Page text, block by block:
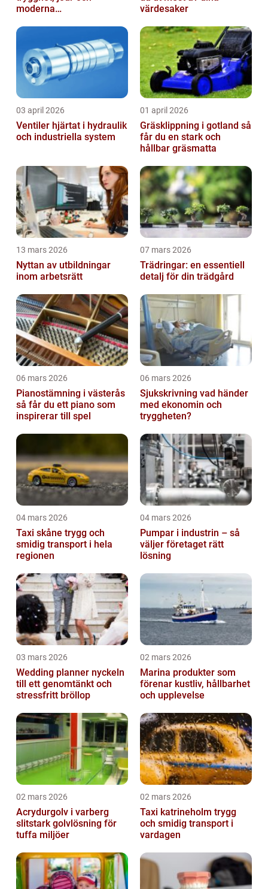
moderna
värdesaker
03 april 2026
Ventiler hjärtat i hydraulik
och industriella system
01 april 2026
Gräsklippning i gotland så
får du en stark och
hållbar gräsmatta
13 mars 2026
Nyttan av utbildningar
inom arbetsrätt
07 mars 2026
Trädringar: en essentiell
detalj för din trädgård
06 mars 2026
Pianostämning i västerås
så får du ett piano som
inspirerar till spel
06 mars 2026
Sjukskrivning vad händer
med ekonomin och
tryggheten?
04 mars 2026
Taxi skåne trygg och
smidig transport i hela
regionen
04 mars 2026
Pumpar i industrin – så
väljer företaget rätt
lösning
03 mars 2026
Wedding planner nyckeln
till ett genomtänkt och
stressfritt bröllop
02 mars 2026
Marina produkter som
förenar kustliv, hållbarhet
och upplevelse
02 mars 2026
Acrydurgolv i varberg
slitstark golvlösning för
tuffa miljöer
02 mars 2026
Taxi katrineholm trygg
och smidig transport i
vardagen